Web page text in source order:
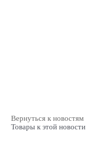
Вернуться к новостям
Товары к этой новости